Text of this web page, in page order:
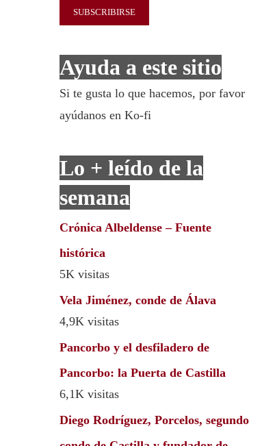
Ayuda a este sitio
Si te gusta lo que hacemos, por favor
ayúdanos en Ko-fi
Lo + leído de la
semana
Crónica Albeldense – Fuente
histórica
5K visitas
Vela Jiménez, conde de Álava
4,9K visitas
Pancorbo y el desfiladero de
Pancorbo: la Puerta de Castilla
6,1K visitas
Diego Rodríguez, Porcelos, segundo